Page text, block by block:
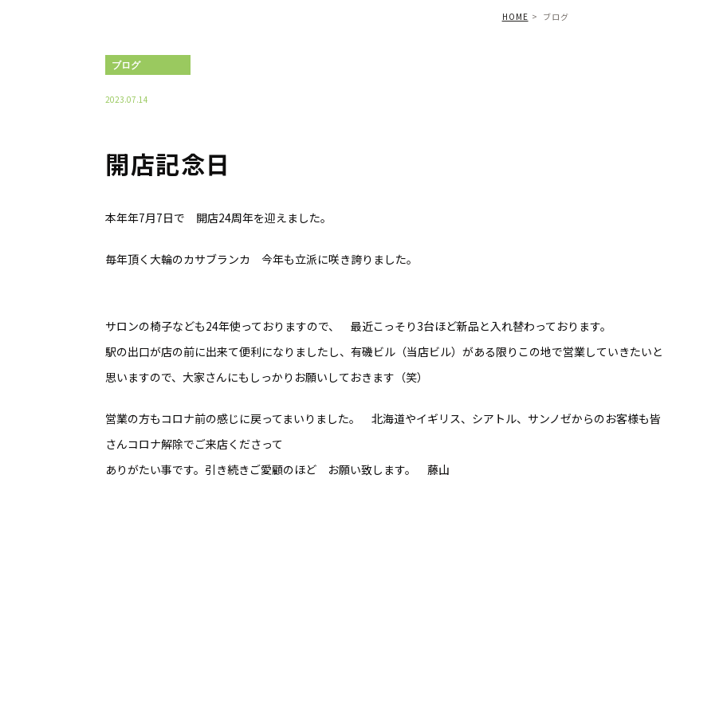
HOME ブログ
ブログ
2023.07.14
開店記念日
本年年7月7日で 開店24周年を迎えました。
毎年頂く大輪のカサブランカ 今年も立派に咲き誇りました。
サロンの椅子なども24年使っておりますので、 最近こっそり3台ほど新品と入れ替わっております。
駅の出口が店の前に出来て便利になりましたし、有磯ビル（当店ビル）がある限りこの地で営業していきたいと
思いますので、大家さんにもしっかりお願いしておきます（笑）
営業の方もコロナ前の感じに戻ってまいりました。 北海道やイギリス、シアトル、サンノゼからのお客様も皆
さんコロナ解除でご来店くださって
ありがたい事です。引き続きご愛顧のほど お願い致します。 藤山